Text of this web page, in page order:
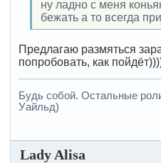
ну ладно с меня
бежать а то всегда
Предлагаю размяться
попробовать, как
Будь собой. Остальные
Уайльд)
Lady Alisa